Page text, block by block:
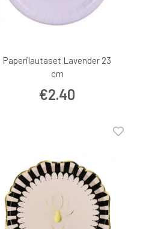
Paperilautaset Lavender 23
cm
€2.40